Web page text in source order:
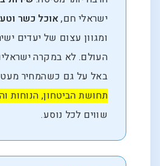
ישראלי חם,אוכל כשר
ומגוון עצום של יעדים
העולם. לא במקרה
באל על גם כשהמחיר מעט
תחושת הביטחון, הנוחות
שווים לכל נוסע.